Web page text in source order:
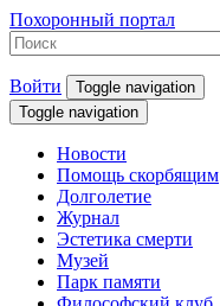
Похоронный портал
Войти
Toggle navigation
Toggle navigation
Новости
Помощь скорбящим
Долголетие
Журнал
Эстетика смерти
Музей
Парк памяти